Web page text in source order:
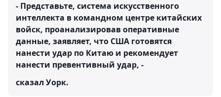
- Представьте, система искусственного
интеллекта в командном центре китайских
войск, проанализировав оперативные
данные, заявляет, что США готовятся
нанести удар по Китаю и рекомендует
нанести превентивный удар, -
сказал Уорк.